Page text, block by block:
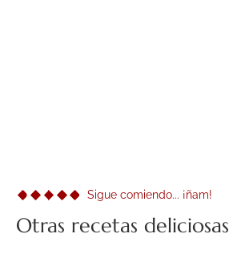
Sigue comiendo... ¡ñam!
Otras recetas deliciosas